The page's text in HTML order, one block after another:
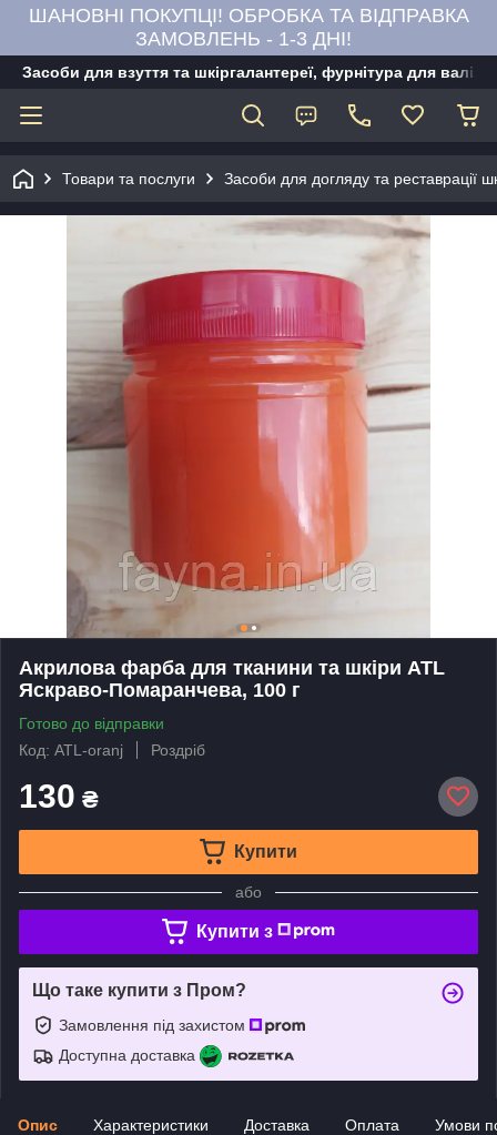
ШАНОВНІ ПОКУПЦІ! ОБРОБКА ТА ВІДПРАВКА
ЗАМОВЛЕНЬ - 1-3 ДНІ!
Засоби для взуття та шкіргалантереї, фурнітура для
Товари та послуги Засоби для догляду та реставрації
Акрилова фарба для тканини та шкіри ATL
Яскраво-Помаранчева, 100 г
Готово до відправки
Код: ATL-oranj
Роздріб
130 ₴
Купити
або
Купити з
Що таке купити з Пром?
Замовлення під захистом
Доступна доставка
Опис Характеристики Доставка Оплата Умови